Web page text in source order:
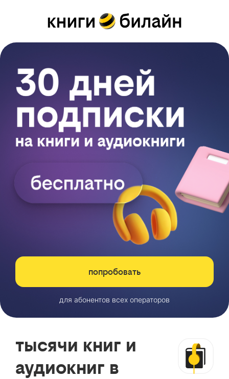
попробовать
для абонентов всех операторов
тысячи книг и
аудиокниг в